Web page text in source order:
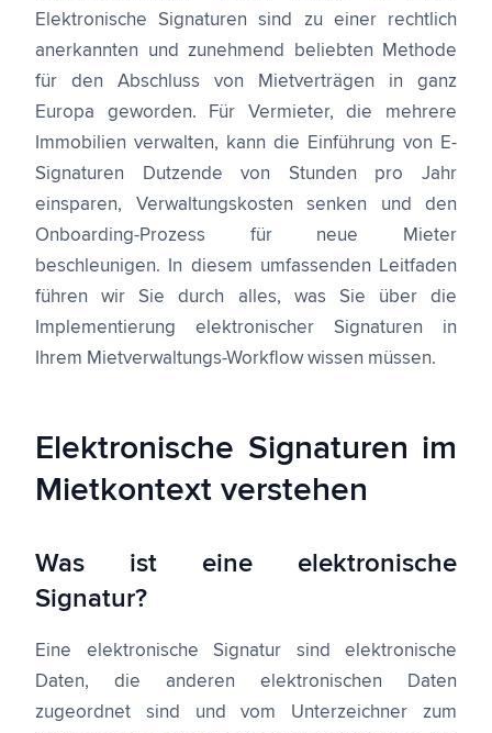
Elektronische Signaturen sind zu einer rechtlich
anerkannten und zunehmend beliebten Methode
für den Abschluss von Mietverträgen in ganz
Europa geworden. Für Vermieter, die mehrere
Immobilien verwalten, kann die Einführung von E-
Signaturen Dutzende von Stunden pro Jahr
einsparen, Verwaltungskosten senken und den
Onboarding-Prozess für neue Mieter
beschleunigen. In diesem umfassenden Leitfaden
führen wir Sie durch alles, was Sie über die
Implementierung elektronischer Signaturen in
Ihrem Mietverwaltungs-Workflow wissen müssen.
Elektronische Signaturen im
Mietkontext verstehen
Was ist eine elektronische
Signatur?
Eine elektronische Signatur sind elektronische
Daten, die anderen elektronischen Daten
zugeordnet sind und vom Unterzeichner zum